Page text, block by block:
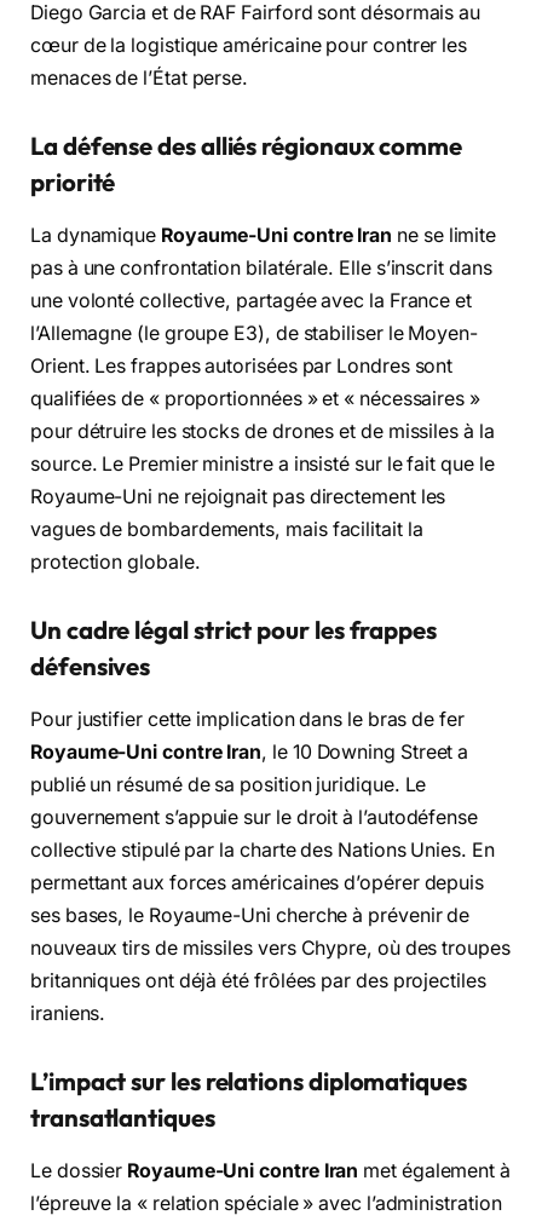
Diego Garcia et de RAF Fairford sont désormais au
cœur de la logistique américaine pour contrer les
menaces de l’État perse.
La défense des alliés régionaux comme
priorité
La dynamique Royaume-Uni contre Iran ne se limite
pas à une confrontation bilatérale. Elle s’inscrit dans
une volonté collective, partagée avec la France et
l’Allemagne (le groupe E3), de stabiliser le Moyen-
Orient. Les frappes autorisées par Londres sont
qualifiées de « proportionnées » et « nécessaires »
pour détruire les stocks de drones et de missiles à la
source. Le Premier ministre a insisté sur le fait que le
Royaume-Uni ne rejoignait pas directement les
vagues de bombardements, mais facilitait la
protection globale.
Un cadre légal strict pour les frappes
défensives
Pour justifier cette implication dans le bras de fer
Royaume-Uni contre Iran, le 10 Downing Street a
publié un résumé de sa position juridique. Le
gouvernement s’appuie sur le droit à l’autodéfense
collective stipulé par la charte des Nations Unies. En
permettant aux forces américaines d’opérer depuis
ses bases, le Royaume-Uni cherche à prévenir de
nouveaux tirs de missiles vers Chypre, où des troupes
britanniques ont déjà été frôlées par des projectiles
iraniens.
L’impact sur les relations diplomatiques
transatlantiques
Le dossier Royaume-Uni contre Iran met également à
l’épreuve la « relation spéciale » avec l’administration